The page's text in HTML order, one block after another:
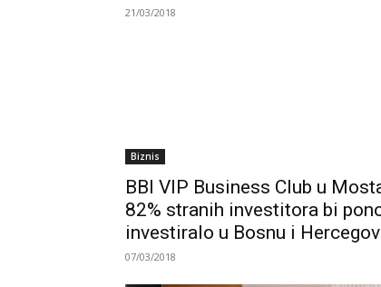
21/03/2018
Biznis
BBI VIP Business Club u
82% stranih investitora bi
investiralo u Bosnu i
07/03/2018